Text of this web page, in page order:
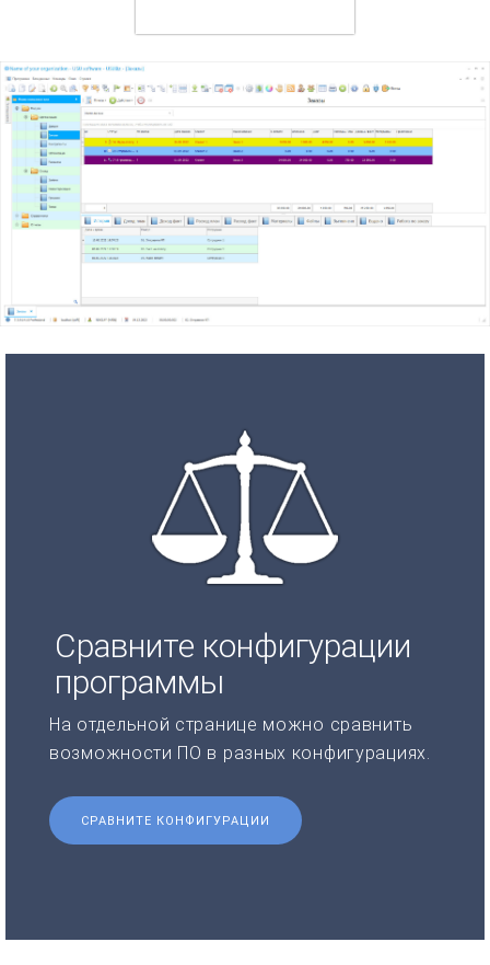
Сравните конфигурации
программы
На отдельной странице можно сравнить
возможности ПО в разных конфигурациях.
СРАВНИТЕ КОНФИГУРАЦИИ